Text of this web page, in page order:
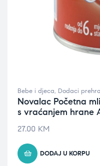
Bebe i djeca, Dodaci
Novalac Početna
s vraćanjem hrane
27.00 KM
DODAJ U KORPU